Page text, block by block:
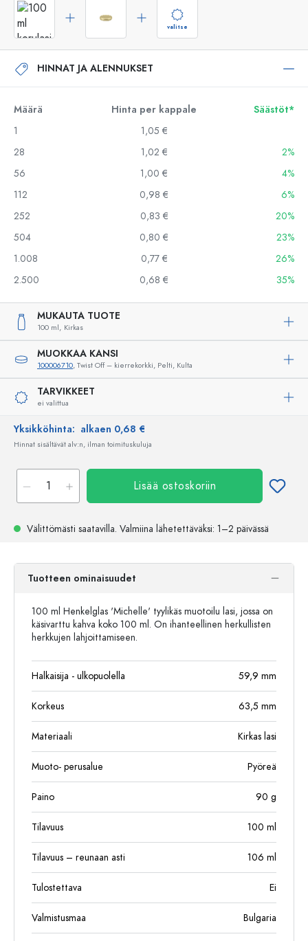
valitse
HINNAT JA ALENNUKSET
Määrä Hinta per kappale
Säästöt*
1
1,05 €
28
1,02 €
2%
56
1,00 €
4%
112
0,98 €
6%
252
0,83 €
20%
504
0,80 €
23%
1.008
0,77 €
26%
2.500
0,68 € 35%
MUKAUTA TUOTE
100 ml, Kirkas
MUOKKAA KANSI
100006710, Twist Off – kierrekorkki, Pelti, Kulta
TARVIKKEET
ei valittua
Yksikköhinta: alkaen 0,68 €
Hinnat sisältävät alv:n, ilman toimituskuluja
Lisää ostoskoriin
Välittömästi saatavilla. Valmiina lähetettäväksi: 1–2 päivässä
Tuotteen ominaisuudet
100 ml Henkelglas 'Michelle' tyylikäs muotoilu lasi, jossa on
käsivarttu kahva koko 100 ml. On ihanteellinen herkullisten
herkkujen lahjoittamiseen.
Halkaisija - ulkopuolella 59,9 mm
Korkeus 63,5 mm
Materiaali Kirkas lasi
Muoto- perusalue Pyöreä
Paino 90 g
Tilavuus 100 ml
Tilavuus – reunaan asti 106 ml
Tulostettava Ei
Valmistusmaa Bulgaria